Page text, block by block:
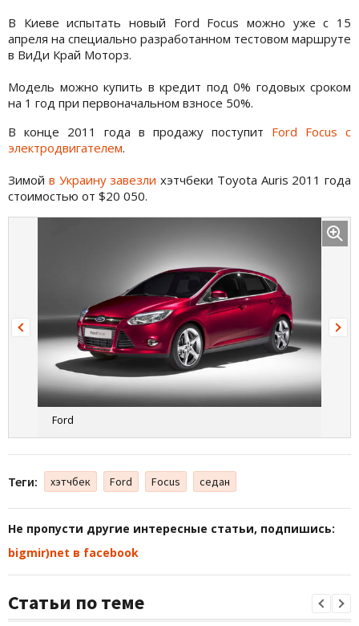
В Киеве испытать новый Ford Focus можно уже с 15
апреля на специально разработанном тестовом маршруте
в ВиДи Край Моторз.
Модель можно купить в кредит под 0% годовых сроком
на 1 год при первоначальном взносе 50%.
В конце 2011 года в продажу поступит Ford Focus с
электродвигателем.
Зимой в Украину завезли хэтчбеки Toyota Auris 2011 года
стоимостью от $20 050.
Ford
Теги: хэтчбек Ford Focus седан
Не пропусти другие интересные статьи, подпишись:
bigmir)net в facebook
Статьи по теме